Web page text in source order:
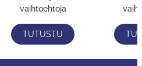
vaihtoehtoja
TUTUSTU